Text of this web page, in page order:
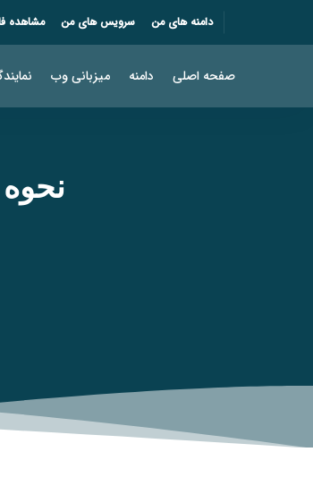
دامنه های من سرویس های من مشاهده
صفحه اصلی دامنه میزبانی وب